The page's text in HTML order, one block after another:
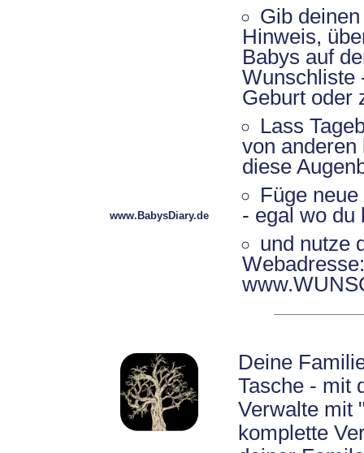
Gib
Hinweis,
Babys auf
Wunschliste
Geburt oder
Lass
von anderen
diese
Füge
- egal wo du
und nutze
Webadresse:
www.BabysDiary.de
Deine
Tasche - mit
Verwalte mit
komplette